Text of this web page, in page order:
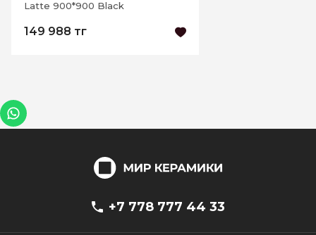
Latte 900*900 Black
149 988 тг
+7 778 777 44 33